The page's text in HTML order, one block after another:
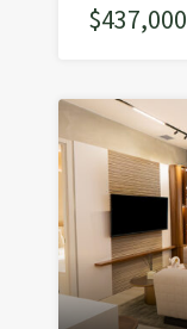
$437,000